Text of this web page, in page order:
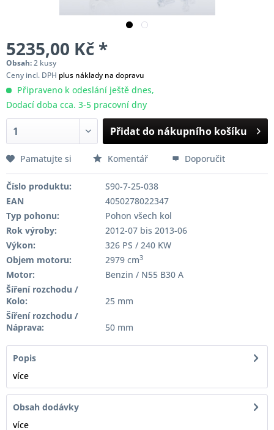
5235,00 Kč *
Obsah:2 kusy
Ceny incl. DPH plus náklady na dopravu
Připraveno k odeslání ještě dnes,
Dodací doba cca. 3-5 pracovní dny
Přidat do nákupního košíku
Pamatujte si Komentář Doporučit
Číslo produktu:
S90-7-25-038
EAN
4050278022347
Typ pohonu:
Pohon všech kol
Rok výroby:
2012-07 bis 2013-06
Výkon:
326 PS / 240 KW
Objem motoru:
2979 cm3
Motor:
Benzin / N55 B30 A
Šíření rozchodu /
Kolo:
25 mm
Šíření rozchodu /
Náprava:
50 mm
Popis
více
Obsah dodávky
více